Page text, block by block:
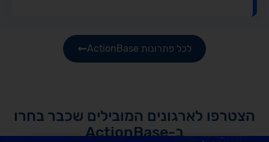
לכל פתרונות ActionBase
הצטרפו לארגונים המובילים שכבר בחרו
ב-ActionBase